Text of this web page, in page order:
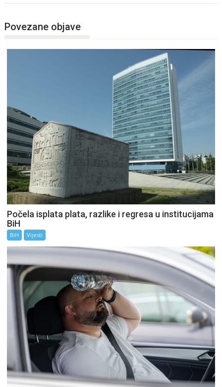
Povezane objave
Počela isplata plata, razlike i regresa u institucijama
BiH
BiH Vijesti